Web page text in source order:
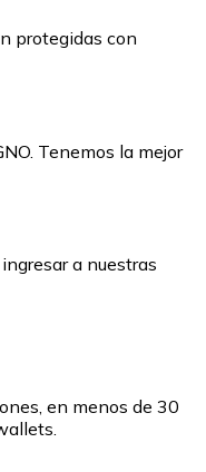
protegidas con
Tenemos la mejor
a nuestras
en menos de 30